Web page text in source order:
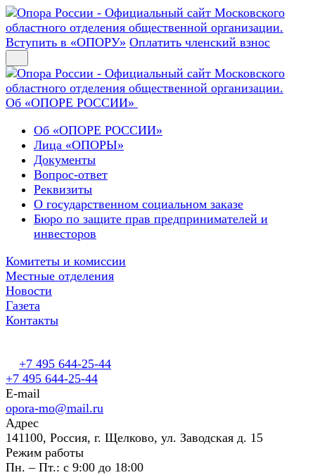
Вступить в «ОПОРУ» Оплатить членский взнос
Об «ОПОРЕ РОССИИ»
Об «ОПОРЕ РОССИИ»
Лица «ОПОРЫ»
Документы
Вопрос-ответ
Реквизиты
О государственном социальном заказе
Бюро по защите прав предпринимателей и
инвесторов
Комитеты и комиссии
Местные отделения
Новости
Газета
Контакты
+7 495 644-25-44
+7 495 644-25-44
E-mail
opora-mo@mail.ru
Адрес
141100, Россия, г. Щелково, ул. Заводская д. 15
Режим работы
Пн. – Пт.: с 9:00 до 18:00